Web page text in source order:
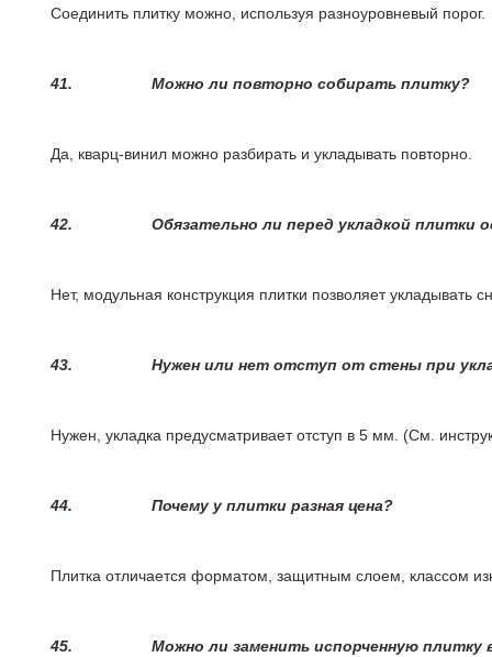
Соединить плитку можно, используя разноуровневый порог.
41. Можно ли повторно собирать плитку?
Да, кварц-винил можно разбирать и укладывать повторно.
42. Обязательно ли перед укладкой плитки
Нет, модульная конструкция плитки позволяет
43. Нужен или нет отступ от стены при
Нужен, укладка предусматривает отступ в 5 мм. (См.
44. Почему у плитки разная цена?
Плитка отличается форматом, защитным слоем, классом
45. Можно ли заменить испорченную плитку